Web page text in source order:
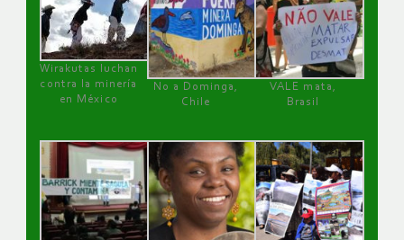
Wirakutas luchan
contra la minería
en México
No a Dominga,
Chile
VALE mata,
Brasil